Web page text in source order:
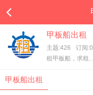
甲板船出租
主题:426
订阅:0
租甲板船，求租甲板船，一手甲板船东直租，项目
甲板船出租